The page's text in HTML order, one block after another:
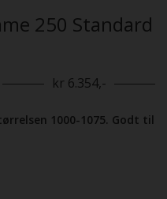
250 Standard
kr 6.354,-
1000-1075. Godt til